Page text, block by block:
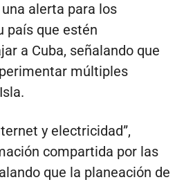
alerta para los
país que estén
a Cuba, señalando que
múltiples
y electricidad”,
compartida por las
que la planeación de